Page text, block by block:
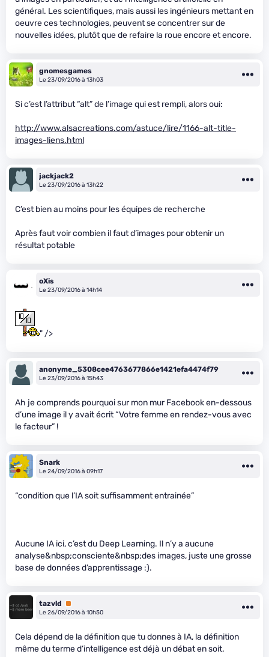
général. Les scientifiques, mais aussi les ingénieurs mettant en
oeuvre ces technologies, peuvent se concentrer sur de
nouvelles idées, plutôt que de refaire la roue encore et encore.
gnomesgames
Le 23/09/2016 à 13h03
Si c’est l’attribut “alt” de l’image qui est rempli, alors oui:
http://www.alsacreations.com/astuce/lire/1166-alt-title-
images-liens.html
jackjack2
Le 23/09/2016 à 13h22
C’est bien au moins pour les équipes de recherche
Après faut voir combien il faut d’images pour obtenir un
résultat potable
oXis
Le 23/09/2016 à 14h14
" />
anonyme_5308cee4763677866e1421efa4474f79
Le 23/09/2016 à 15h43
Ah je comprends pourquoi sur mon mur Facebook en-dessous
d’une image il y avait écrit “Votre femme en rendez-vous avec
le facteur” !
Snark
Le 24/09/2016 à 09h17
“condition que l’IA soit suffisamment entrainée”
Aucune IA ici, c’est du Deep Learning. Il n’y a aucune
analyse&nbsp;consciente&nbsp;des images, juste une grosse
base de données d’apprentissage :).
tazvld
Premium
Le 26/09/2016 à 10h50
Cela dépend de la définition que tu donnes à IA, la définition
même du terme d’intelligence est déjà un débat en soit.